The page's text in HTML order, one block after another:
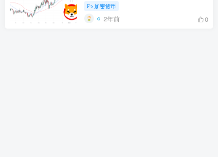
加密货币
2年前 0